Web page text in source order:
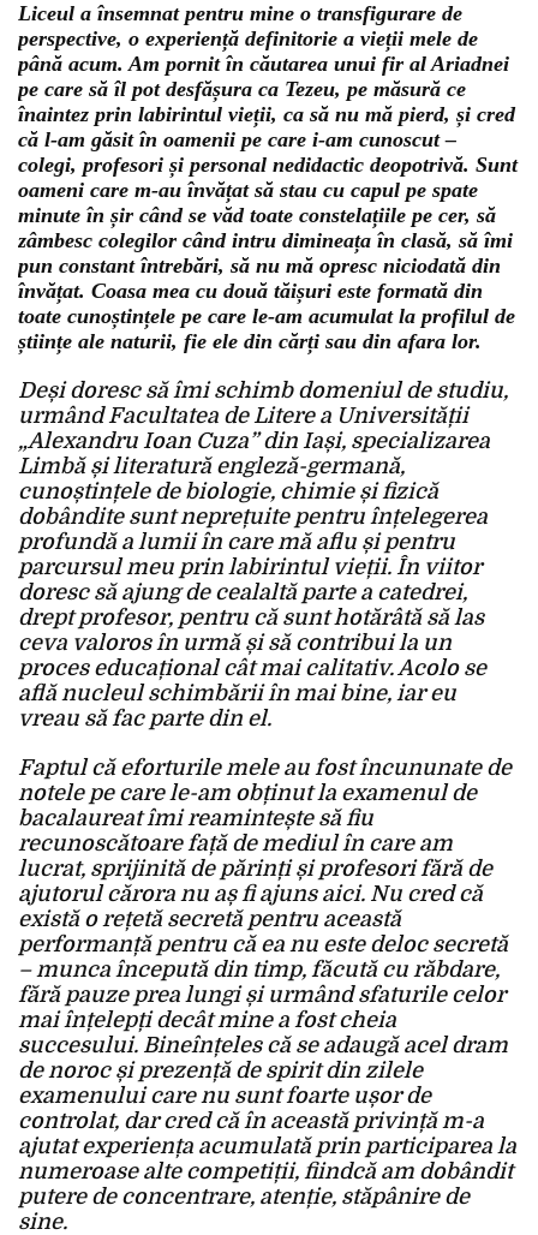
Liceul a însemnat pentru mine o transfigurare de
perspective, o experiență definitorie a vieții mele de
până acum. Am pornit în căutarea unui fir al Ariadnei
pe care să îl pot desfășura ca Tezeu, pe măsură ce
înaintez prin labirintul vieții, ca să nu mă pierd, și cred
că l-am găsit în oamenii pe care i-am cunoscut –
colegi, profesori și personal nedidactic deopotrivă. Sunt
oameni care m-au învățat să stau cu capul pe spate
minute în șir când se văd toate constelațiile pe cer, să
zâmbesc colegilor când intru dimineața în clasă, să îmi
pun constant întrebări, să nu mă opresc niciodată din
învățat. Coasa mea cu două tăișuri este formată din
toate cunoștințele pe care le-am acumulat la profilul de
științe ale naturii, fie ele din cărți sau din afara lor.
Deși doresc să îmi schimb domeniul de studiu,
urmând Facultatea de Litere a Universității
„Alexandru Ioan Cuza” din Iași, specializarea
Limbă și literatură engleză-germană,
cunoștințele de biologie, chimie și fizică
dobândite sunt neprețuite pentru înțelegerea
profundă a lumii în care mă aflu și pentru
parcursul meu prin labirintul vieții. În viitor
doresc să ajung de cealaltă parte a catedrei,
drept profesor, pentru că sunt hotărâtă să las
ceva valoros în urmă și să contribui la un
proces educațional cât mai calitativ. Acolo se
află nucleul schimbării în mai bine, iar eu
vreau să fac parte din el.
Faptul că eforturile mele au fost încununate de
notele pe care le-am obținut la examenul de
bacalaureat îmi reamintește să fiu
recunoscătoare față de mediul în care am
lucrat, sprijinită de părinți și profesori fără de
ajutorul cărora nu aș fi ajuns aici. Nu cred că
există o rețetă secretă pentru această
performanță pentru că ea nu este deloc secretă
– munca începută din timp, făcută cu răbdare,
fără pauze prea lungi și urmând sfaturile celor
mai înțelepți decât mine a fost cheia
succesului. Bineînțeles că se adaugă acel dram
de noroc și prezență de spirit din zilele
examenului care nu sunt foarte ușor de
controlat, dar cred că în această privință m-a
ajutat experiența acumulată prin participarea la
numeroase alte competiții, fiindcă am dobândit
putere de concentrare, atenție, stăpânire de
sine.